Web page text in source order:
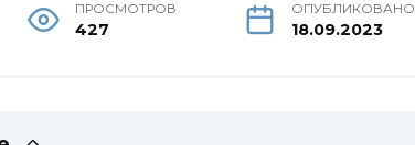
ПРОСМОТРОВ
427
ОПУБЛИКОВАНО
18.09.2023